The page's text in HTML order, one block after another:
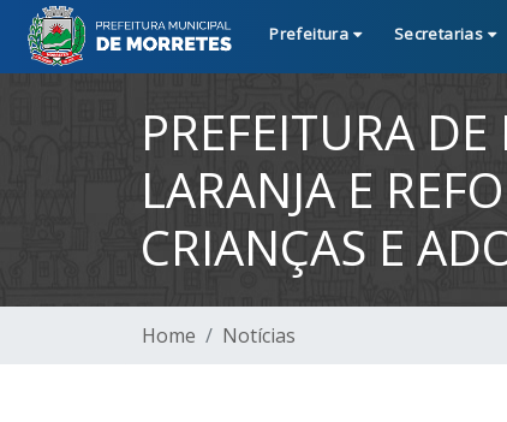
Prefeitura Secretarias
PREFEITURA
LARANJA E
CRIANÇAS E
Home Notícias